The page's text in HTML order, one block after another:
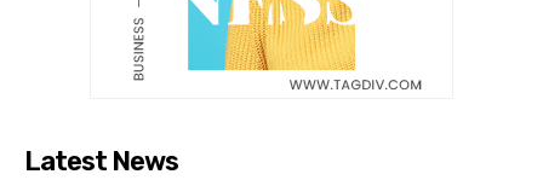
Latest News